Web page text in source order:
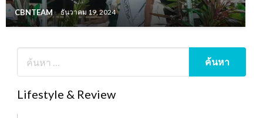
CBNTEAM ธันวาคม 19, 2024
Lifestyle & Review